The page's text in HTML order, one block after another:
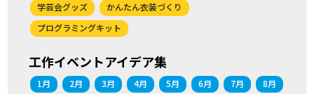
学芸会グッズ
かんたん衣装づくり
プログラミングキット
工作イベントアイデア集
1月 2月 3月 4月 5月 6月 7月
8月